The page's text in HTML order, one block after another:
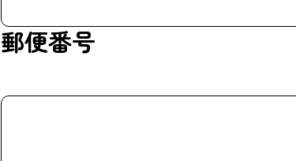
郵便番号